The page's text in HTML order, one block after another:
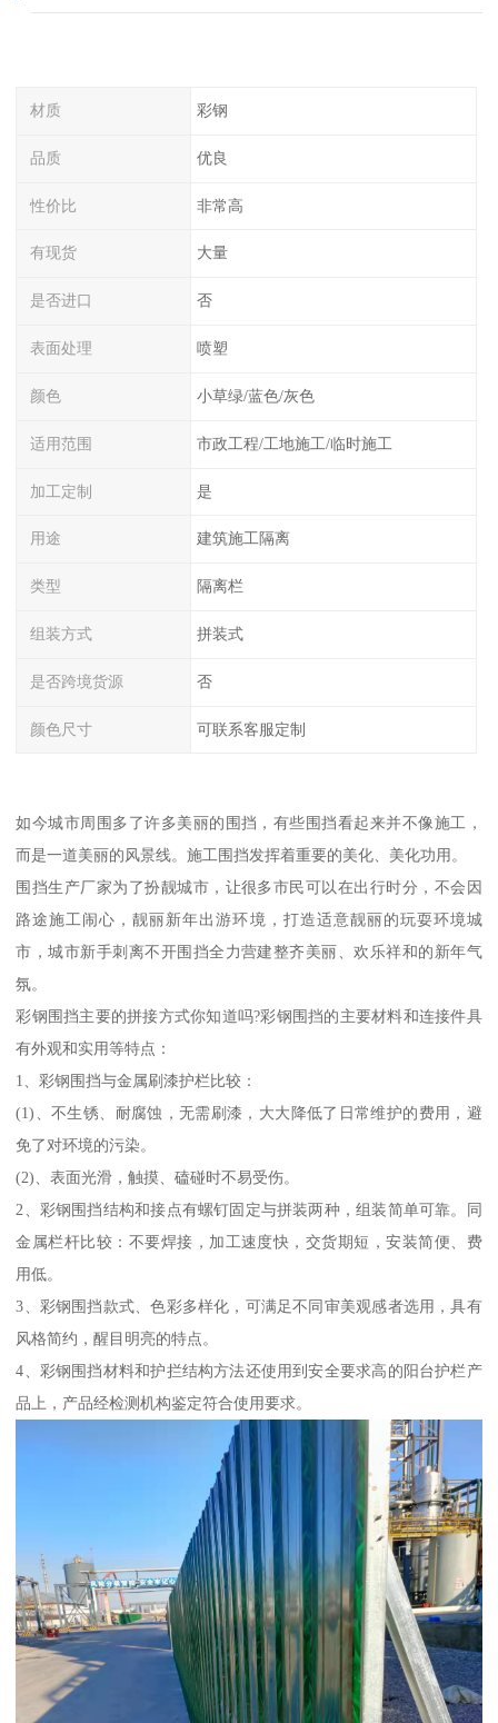
材质 彩钢
品质 优良
性价比 非常高
有现货 大量
是否进口 否
表面处理 喷塑
颜色 小草绿/蓝色/灰色
适用范围 市政工程/工地施工/临时施工
加工定制 是
用途 建筑施工隔离
类型 隔离栏
组装方式 拼装式
是否跨境货源 否
颜色尺寸 可联系客服定制
如今城市周围多了许多美丽的围挡，有些围挡看起来并不像施工，
而是一道美丽的风景线。施工围挡发挥着重要的美化、美化功用。
围挡生产厂家为了扮靓城市，让很多市民可以在出行时分，不会因
路途施工闹心，靓丽新年出游环境，打造适意靓丽的玩耍环境城
市，城市新手刺离不开围挡全力营建整齐美丽、欢乐祥和的新年气
氛。
彩钢围挡主要的拼接方式你知道吗?彩钢围挡的主要材料和连接件具
有外观和实用等特点：
1、彩钢围挡与金属刷漆护栏比较：
(1)、不生锈、耐腐蚀，无需刷漆，大大降低了日常维护的费用，避
免了对环境的污染。
(2)、表面光滑，触摸、磕碰时不易受伤。
2、彩钢围挡结构和接点有螺钉固定与拼装两种，组装简单可靠。同
金属栏杆比较：不要焊接，加工速度快，交货期短，安装简便、费
用低。
3、彩钢围挡款式、色彩多样化，可满足不同审美观感者选用，具有
风格简约，醒目明亮的特点。
4、彩钢围挡材料和护拦结构方法还使用到安全要求高的阳台护栏产
品上，产品经检测机构鉴定符合使用要求。